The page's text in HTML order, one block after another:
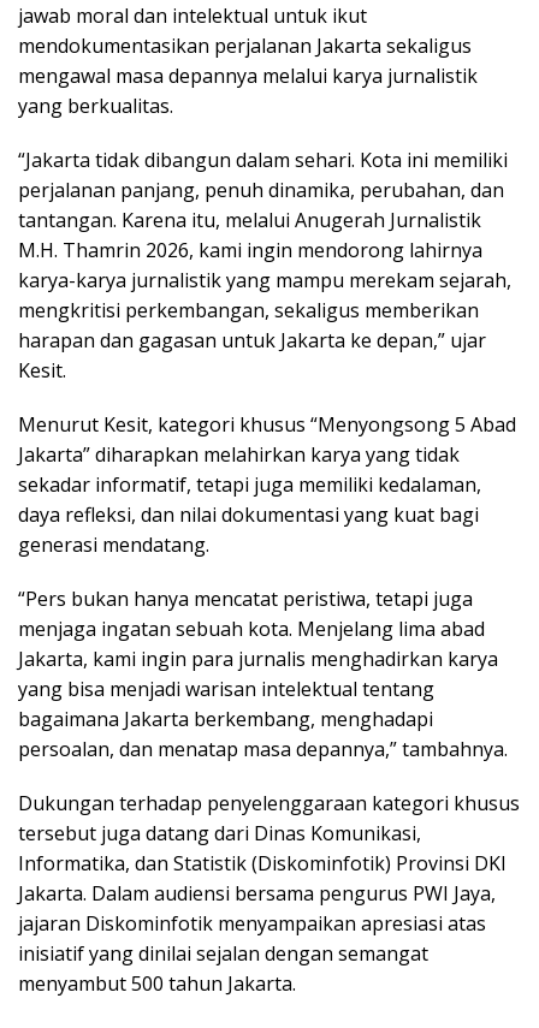
jawab moral dan intelektual untuk ikut
mendokumentasikan perjalanan Jakarta sekaligus
mengawal masa depannya melalui karya jurnalistik
yang berkualitas.
“Jakarta tidak dibangun dalam sehari. Kota ini memiliki
perjalanan panjang, penuh dinamika, perubahan, dan
tantangan. Karena itu, melalui Anugerah Jurnalistik
M.H. Thamrin 2026, kami ingin mendorong lahirnya
karya-karya jurnalistik yang mampu merekam sejarah,
mengkritisi perkembangan, sekaligus memberikan
harapan dan gagasan untuk Jakarta ke depan,” ujar
Kesit.
Menurut Kesit, kategori khusus “Menyongsong 5 Abad
Jakarta” diharapkan melahirkan karya yang tidak
sekadar informatif, tetapi juga memiliki kedalaman,
daya refleksi, dan nilai dokumentasi yang kuat bagi
generasi mendatang.
“Pers bukan hanya mencatat peristiwa, tetapi juga
menjaga ingatan sebuah kota. Menjelang lima abad
Jakarta, kami ingin para jurnalis menghadirkan karya
yang bisa menjadi warisan intelektual tentang
bagaimana Jakarta berkembang, menghadapi
persoalan, dan menatap masa depannya,” tambahnya.
Dukungan terhadap penyelenggaraan kategori khusus
tersebut juga datang dari Dinas Komunikasi,
Informatika, dan Statistik (Diskominfotik) Provinsi DKI
Jakarta. Dalam audiensi bersama pengurus PWI Jaya,
jajaran Diskominfotik menyampaikan apresiasi atas
inisiatif yang dinilai sejalan dengan semangat
menyambut 500 tahun Jakarta.